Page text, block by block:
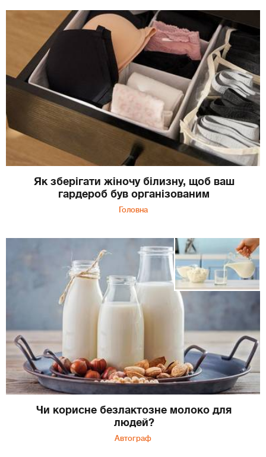
Як зберігати жіночу білизну, щоб ваш
гардероб був організованим
Головна
Чи корисне безлактозне молоко для
людей?
Автограф